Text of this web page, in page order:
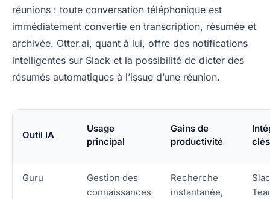
réunions : toute conversation téléphonique est
immédiatement convertie en transcription, résumée et
archivée. Otter.ai, quant à lui, offre des notifications
intelligentes sur Slack et la possibilité de dicter des
résumés automatiques à l’issue d’une réunion.
Outil IA
Usage
principal
Gains de
productivité
clés
Guru
Gestion des
connaissances
Recherche
instantanée,